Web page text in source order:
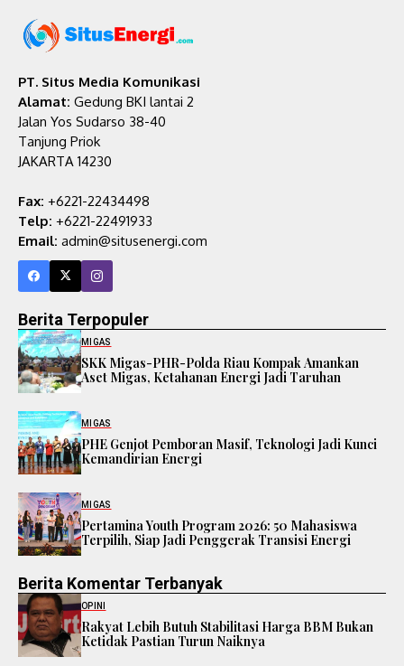
PT. Situs Media Komunikasi
Alamat: Gedung BKI lantai 2
Jalan Yos Sudarso 38-40
Tanjung Priok
JAKARTA 14230
Fax: +6221-22434498
Telp: +6221-22491933
Email: admin@situsenergi.com
Berita Terpopuler
MIGAS
SKK Migas-PHR-Polda Riau Kompak Amankan
Aset Migas, Ketahanan Energi Jadi Taruhan
MIGAS
PHE Genjot Pemboran Masif, Teknologi Jadi Kunci
Kemandirian Energi
MIGAS
Pertamina Youth Program 2026: 50 Mahasiswa
Terpilih, Siap Jadi Penggerak Transisi Energi
Berita Komentar Terbanyak
OPINI
Rakyat Lebih Butuh Stabilitasi Harga BBM Bukan
Ketidak Pastian Turun Naiknya